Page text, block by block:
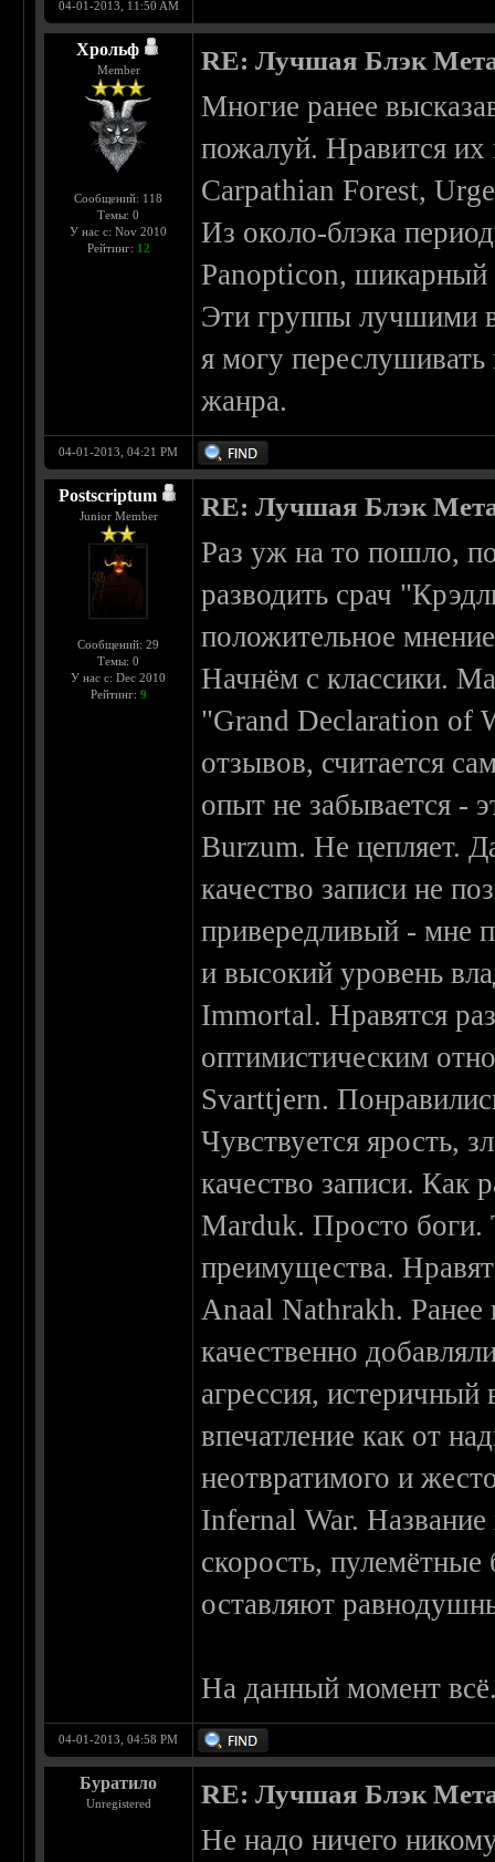
04-01-2013, 11:50 AM
Хрольф
Member
Сообщений: 118
Темы: 0
У нас с: Nov 2010
Рейтинг: 12
RE: Лучшая Блэк
Многие ранее
пожалуй. Нравится
Carpathian Forest,
Из около-блэка
Panopticon, шикарный
Эти группы лучшими в
я могу
жанра.
04-01-2013, 04:21 PM
Postscriptum
Junior Member
Сообщений: 29
Темы: 0
У нас с: Dec 2010
Рейтинг: 9
RE: Лучшая Блэк
Раз уж на то пошло,
разводить срач
положительное
Начнём с классики.
"Grand Declaration of
отзывов, считается
опыт не забывается -
Burzum. Не цепляет.
качество записи не
привередливый - мне
и высокий уровень
Immortal. Нравятся
оптимистическим
Svarttjern.
Чувствуется ярость,
качество записи. Как
Marduk. Просто боги.
преимущества.
Anaal Nathrakh. Ранее
качественно
агрессия,
впечатление как от
неотвратимого и
Infernal War.
скорость, пулемётные
оставляют
На данный момент
04-01-2013, 04:58 PM
Буратило
Unregistered RE: Лучшая Блэк
Не надо ничего